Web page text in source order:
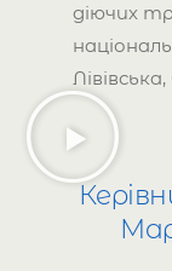
діючих